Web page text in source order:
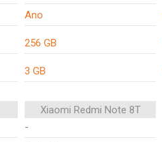
Ano
256 GB
3 GB
Xiaomi Redmi Note 8T
-